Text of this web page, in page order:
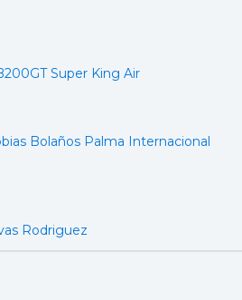
Super King Air
Bolaños Palma Internacional
Rodriguez